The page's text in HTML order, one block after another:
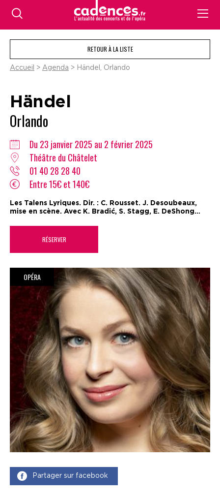
RETOUR À LA LISTE
Accueil > Agenda > Händel, Orlando
Händel
Orlando
Du 23 janvier 2025 au 2 février 2025
Théâtre du Châtelet
01 40 28 28 40
Entre 15€ et 140€
Les Talens Lyriques. Dir. : C. Rousset. J. Desoubeaux,
mise en scène. Avec K. Bradić, S. Stagg, E. DeShong…
RÉSERVER
OPÉRA
Partager sur facebook